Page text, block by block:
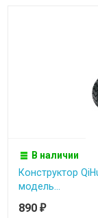
В наличии
Конструктор
модель...
890 ₽